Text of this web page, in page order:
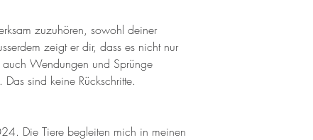
zuzuhören, sowohl deiner
zeigt er dir, dass es nicht nur
Wendungen und Sprünge
sind keine Rückschritte.
Die Tiere begleiten mich in meinen